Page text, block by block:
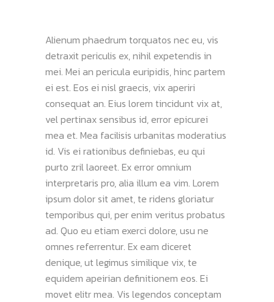
Alienum phaedrum torquatos nec eu, vis
detraxit periculis ex, nihil expetendis in
mei. Mei an pericula euripidis, hinc partem
ei est. Eos ei nisl graecis, vix aperiri
consequat an. Eius lorem tincidunt vix at,
vel pertinax sensibus id, error epicurei
mea et. Mea facilisis urbanitas moderatius
id. Vis ei rationibus definiebas, eu qui
purto zril laoreet. Ex error omnium
interpretaris pro, alia illum ea vim. Lorem
ipsum dolor sit amet, te ridens gloriatur
temporibus qui, per enim veritus probatus
ad. Quo eu etiam exerci dolore, usu ne
omnes referrentur. Ex eam diceret
denique, ut legimus similique vix, te
equidem apeirian definitionem eos. Ei
movet elitr mea. Vis legendos conceptam